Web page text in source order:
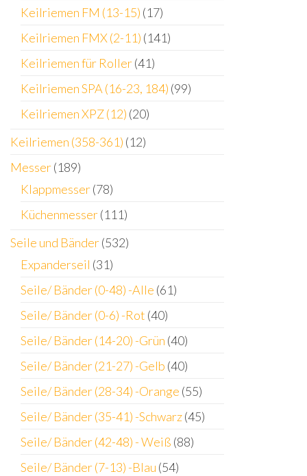
Keilriemen FM (13-15) (17)
Keilriemen FMX (2-11) (141)
Keilriemen für Roller(41)
Keilriemen SPA (16-23, 184) (99)
Keilriemen XPZ (12) (20)
Keilriemen (358-361) (12)
Messer(189)
Klappmesser(78)
Küchenmesser(111)
Seile und Bänder(532)
Expanderseil (31)
Seile/ Bänder (0-48) -Alle (61)
Seile/ Bänder (0-6) -Rot (40)
Seile/ Bänder (14-20) -Grün (40)
Seile/ Bänder (21-27) -Gelb (40)
Seile/ Bänder (28-34) -Orange (55)
Seile/ Bänder (35-41) -Schwarz(45)
Seile/ Bänder (42-48) - Weiß (88)
Seile/ Bänder (7-13) -Blau (54)